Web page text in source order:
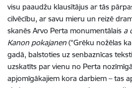
visu paaudžu klausītājus ar tās
cilvēcību, ar savu mieru un reizē
skanēs Arvo Perta monumentālais a
Kanon pokajanen (“Grēku nožēlas
gadā, balstoties uz senbaznīcas
uzskatīts par vienu no Perta
apjomīgākajiem kora darbiem – tas